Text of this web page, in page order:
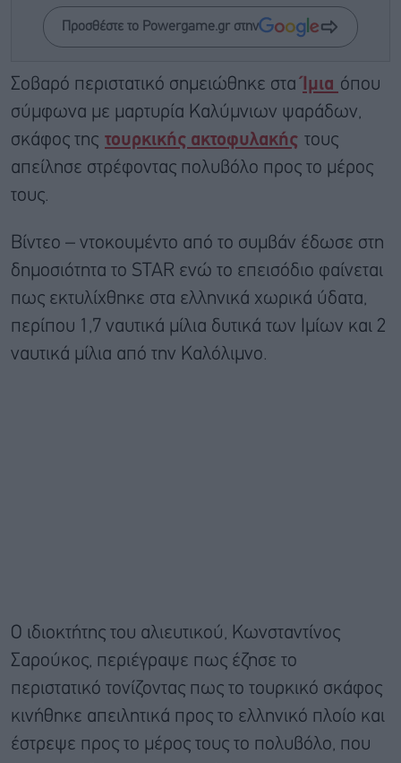
Προσθέστε το Powergame.gr στην
Σοβαρό περιστατικό σημειώθηκε στα Ίμια όπου
σύμφωνα με μαρτυρία Καλύμνιων ψαράδων,
σκάφος της τουρκικής ακτοφυλακής τους
απείλησε στρέφοντας πολυβόλο προς το μέρος
τους.
Βίντεο – ντοκουμέντο από το συμβάν έδωσε στη
δημοσιότητα το STAR ενώ το επεισόδιο φαίνεται
πως εκτυλίχθηκε στα ελληνικά χωρικά ύδατα,
περίπου 1,7 ναυτικά μίλια δυτικά των Ιμίων και 2
ναυτικά μίλια από την Καλόλιμνο.
Ο ιδιοκτήτης του αλιευτικού, Κωνσταντίνος
Σαρούκος, περιέγραψε πως έζησε το
περιστατικό τονίζοντας πως το τουρκικό σκάφος
κινήθηκε απειλητικά προς το ελληνικό πλοίο και
έστρεψε προς το μέρος τους το πολυβόλο, που